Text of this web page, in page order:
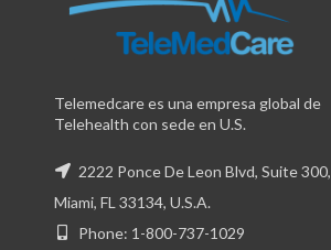
Telemedcare es una empresa global de
Telehealth con sede en U.S.
2222 Ponce De Leon Blvd, Suite 300,
Miami, FL 33134, U.S.A.
Phone: 1-800-737-1029